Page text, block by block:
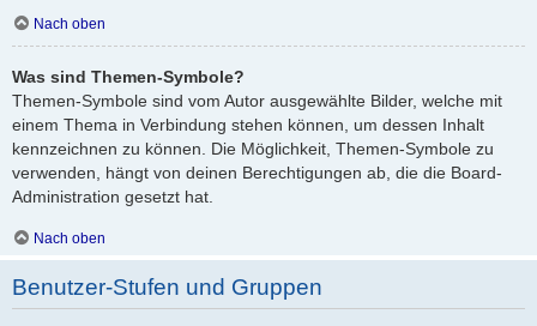
Nach oben
Was sind Themen-Symbole?
Themen-Symbole sind vom Autor ausgewählte Bilder, welche mit
einem Thema in Verbindung stehen können, um dessen Inhalt
kennzeichnen zu können. Die Möglichkeit, Themen-Symbole zu
verwenden, hängt von deinen Berechtigungen ab, die die Board-
Administration gesetzt hat.
Nach oben
Benutzer-Stufen und Gruppen